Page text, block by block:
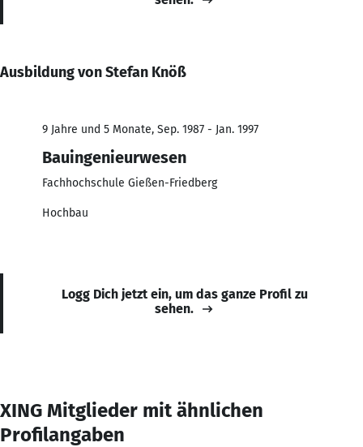
Ausbildung von Stefan Knöß
9 Jahre und 5 Monate, Sep. 1987 - Jan. 1997
Bauingenieurwesen
Fachhochschule Gießen-Friedberg
Hochbau
Logg Dich jetzt ein, um das ganze Profil zu
sehen.
XING Mitglieder mit ähnlichen
Profilangaben